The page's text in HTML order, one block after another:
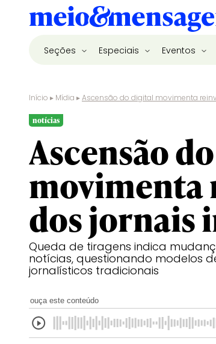
Seções Especiais Eventos
Início ▸ Mídia ▸Ascensão do digital movimenta
notícias
Ascensão
movimenta
dos jornais
Queda de tiragens indica
notícias, questionando modelos
jornalísticos tradicionais
ouça este conteúdo